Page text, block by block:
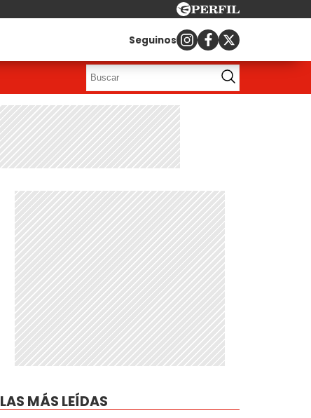
Seguinos
LAS MÁS LEÍDAS